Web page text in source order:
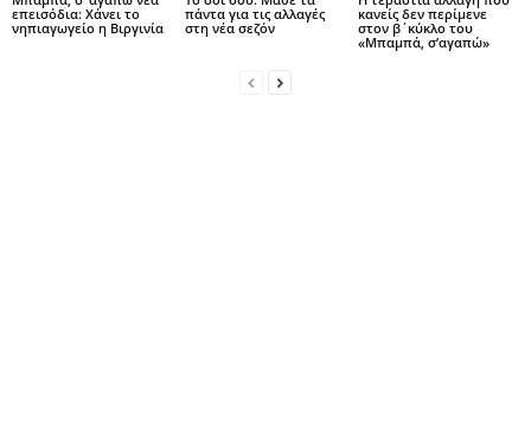
επεισόδια: Χάνει το
νηπιαγωγείο η Βιργινία
πάντα για τις αλλαγές
στη νέα σεζόν
κανείς δεν περίμενε
στον β΄κύκλο του
«Μπαμπά, σ’αγαπώ»